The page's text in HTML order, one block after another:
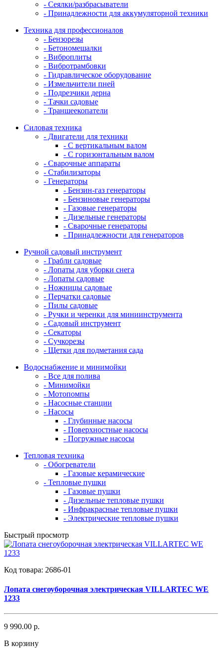
- Сеялки/разбрасыватели
- Принадлежности для аккумуляторной техники
Техника для профессионалов
- Бензорезы
- Бетономешалки
- Виброплиты
- Вибротрамбовки
- Гидравлическое оборудование
- Измельчители пней
- Подрезчики дерна
- Тачки садовые
- Траншеекопатели
Силовая техника
- Двигатели для техники
- С вертикальным валом
- С горизонтальным валом
- Сварочные аппараты
- Стабилизаторы
- Генераторы
- Бензин-газ генераторы
- Бензиновые генераторы
- Газовые генераторы
- Дизельные генераторы
- Сварочные генераторы
- Принадлежности для генераторов
Ручной садовый инструмент
- Грабли садовые
- Лопаты для уборки снега
- Лопаты садовые
- Ножницы садовые
- Перчатки садовые
- Пилы садовые
- Ручки и черенки для миниинструмента
- Садовый инструмент
- Секаторы
- Сучкорезы
- Щетки для подметания сада
Водоснабжение и минимойки
- Все для полива
- Минимойки
- Мотопомпы
- Насосные станции
- Насосы
- Глубинные насосы
- Поверхностные насосы
- Погружные насосы
Тепловая техника
- Обогреватели
- Газовые керамические
- Тепловые пушки
- Газовые пушки
- Дизельные тепловые пушки
- Инфракрасные тепловые пушки
- Электрические тепловые пушки
Быстрый просмотр
Код товара: 2686-01
Лопата снегоуборочная электрическая VILLARTEC WE
1233
9 990.00 р.
В корзину